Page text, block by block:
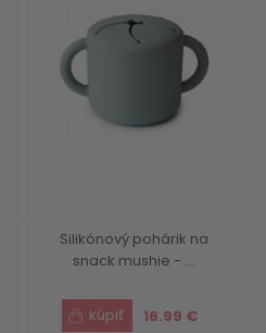
Silikónový pohárik na
snack mushie - ...
16.99 €